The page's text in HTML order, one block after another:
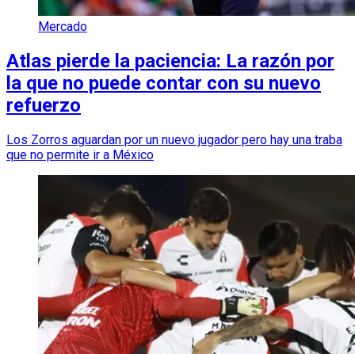
Mercado
Atlas pierde la paciencia: La razón por
la que no puede contar con su nuevo
refuerzo
Los Zorros aguardan por un nuevo jugador pero hay una traba
que no permite ir a México